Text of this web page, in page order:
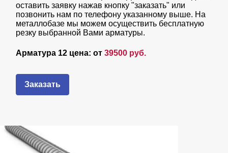
оставить заявку нажав кнопку "заказать" или
позвонить нам по телефону указанному выше. На
металлобазе мы можем осуществить бесплатную
резку выбранной Вами арматуры.
Арматура 12 цена: от39500 руб.
Заказать